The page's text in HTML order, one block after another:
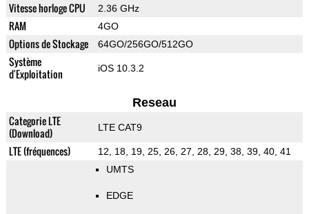
Vitesse horloge CPU 2.36 GHz
RAM 4GO
Options de Stockage 64GO/256GO/512GO
Système
d'Exploitation
iOS 10.3.2
Reseau
Categorie LTE
(Download)
LTE CAT9
LTE (fréquences) 12, 18, 19, 25, 26, 27, 28, 29, 38, 39, 40, 41
UMTS
EDGE